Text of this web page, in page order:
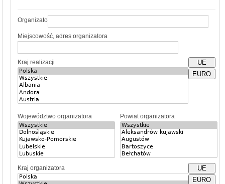
Organizator
Miejscowość, adres organizatora
Kraj realizacji
UE
EURO
Województwo organizatora Powiat organizatora
Kraj organizatora
UE
EURO